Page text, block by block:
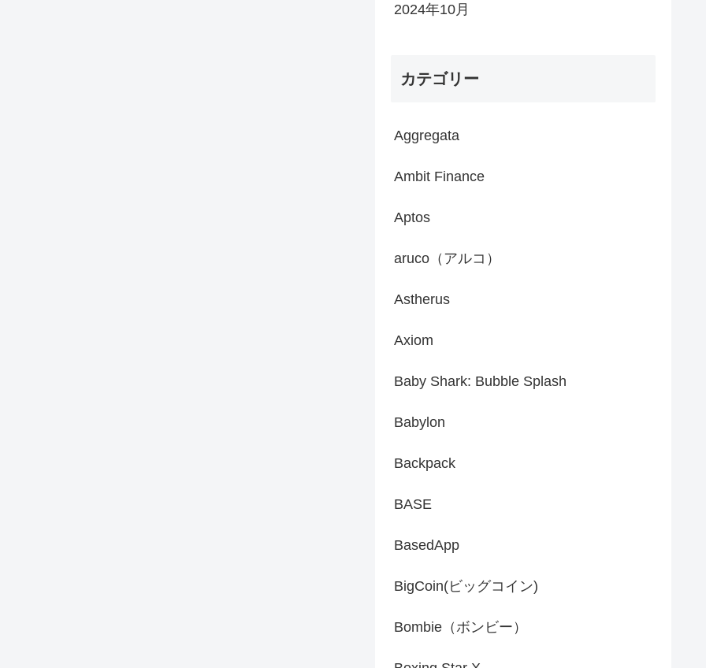
2024年10月
カテゴリー
Aggregata
Ambit Finance
Aptos
aruco（アルコ）
Astherus
Axiom
Baby Shark: Bubble Splash
Babylon
Backpack
BASE
BasedApp
BigCoin(ビッグコイン)
Bombie（ボンビー）